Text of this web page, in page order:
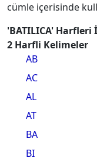
cümle içerisinde
'BATILICA' Harfleri
2 Harfli Kelimeler
AB
AC
AL
AT
BA
BI